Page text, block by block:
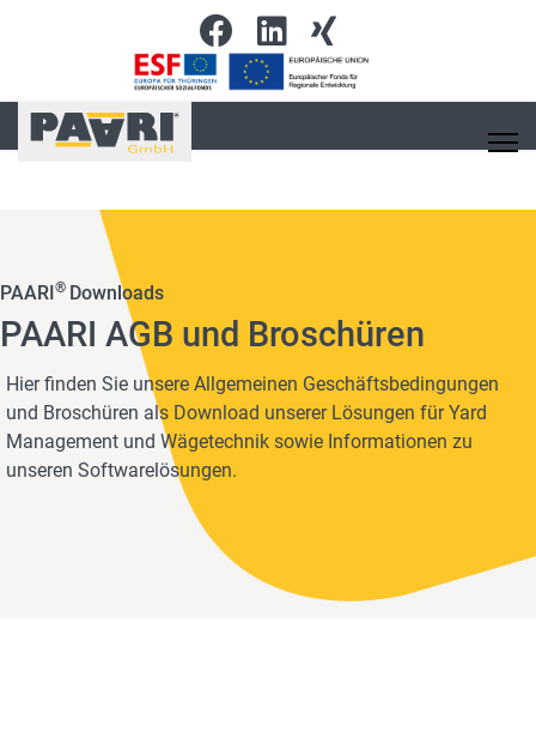
PAARI ® Downloads
PAARI AGB und Broschüren
Hier finden Sie unsere Allgemeinen Geschäftsbedingungen
und Broschüren als Download unserer Lösungen für Yard
Management und Wägetechnik sowie Informationen zu
unseren Softwarelösungen.